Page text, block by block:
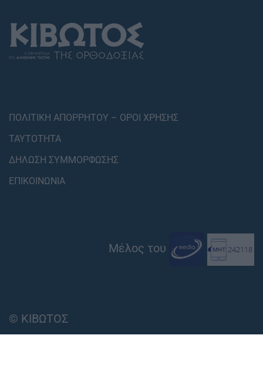
ΠΟΛΙΤΙΚΗ ΑΠΟΡΡΗΤΟΥ – ΟΡΟΙ ΧΡΗΣΗΣ
ΤΑΥΤΟΤΗΤΑ
ΔΗΛΩΣΗ ΣΥΜΜΟΡΦΩΣΗΣ
ΕΠΙΚΟΙΝΩΝΙΑ
Μέλος του
© ΚΙΒΩΤΟΣ